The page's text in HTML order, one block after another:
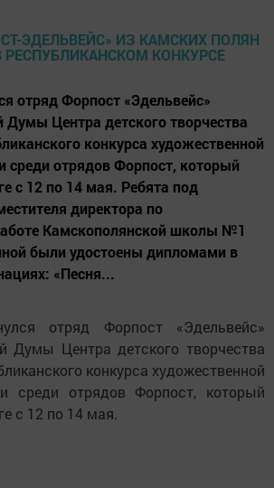
отряд Форпост «Эдельвейс»
Думы Центра детского творчества
конкурса художественной
среди отрядов Форпост, который
с 12 по 14 мая. Ребята под
директора по
Камскополянской школы №1
были удостоены дипломами в
«Песня...
отряд Форпост «Эдельвейс»
Думы Центра детского творчества
конкурса художественной
среди отрядов Форпост, который
с 12 по 14 мая.